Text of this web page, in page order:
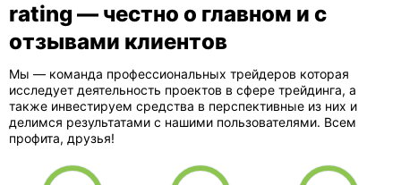
rating — честно о главном и с
отзывами клиентов
Мы — команда профессиональных трейдеров которая
исследует деятельность проектов в сфере трейдинга, а
также инвестируем средства в перспективные из них и
делимся результатами с нашими пользователями. Всем
профита, друзья!